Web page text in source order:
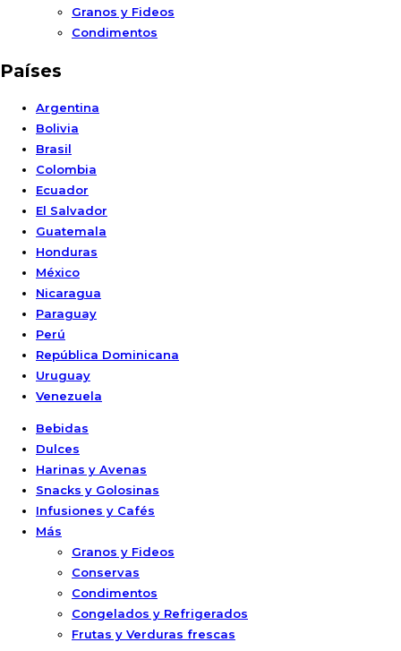
Granos y Fideos
Condimentos
Países
Argentina
Bolivia
Brasil
Colombia
Ecuador
El Salvador
Guatemala
Honduras
México
Nicaragua
Paraguay
Perú
República Dominicana
Uruguay
Venezuela
Bebidas
Dulces
Harinas y Avenas
Snacks y Golosinas
Infusiones y Cafés
Más
Granos y Fideos
Conservas
Condimentos
Congelados y Refrigerados
Frutas y Verduras frescas